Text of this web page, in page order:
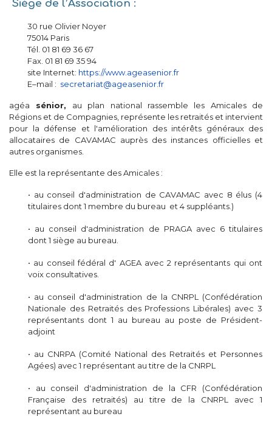
Siège de l’Association :
30 rue Olivier Noyer
75014 Paris
Tél. 01 81 69 36 67
Fax. 01 81 69 35 94
site Internet: https://www.ageasenior.fr
E–mail : secretariat@ageasenior.fr
agéa sénior, au plan national rassemble les Amicales de
Régions et de Compagnies, représente les retraités et intervient
pour la défense et l'amélioration des intérêts généraux des
allocataires de CAVAMAC auprès des instances officielles et
autres organismes.
Elle est la représentante des Amicales :
• au conseil d'administration de CAVAMAC avec 8 élus (4
titulaires dont 1 membre du bureau et 4 suppléants.)
• au conseil d'administration de PRAGA avec 6 titulaires
dont 1 siège au bureau.
• au conseil fédéral d' AGEA avec 2 représentants qui ont
voix consultatives.
• au conseil d'administration de la CNRPL (Confédération
Nationale des Retraités des Professions Libérales) avec 3
représentants dont 1 au bureau au poste de Président-
adjoint
• au CNRPA (Comité National des Retraités et Personnes
Agées) avec 1 représentant au titre de la CNRPL
• au conseil d'administration de la CFR (Confédération
Française des retraités) au titre de la CNRPL avec 1
représentant au bureau